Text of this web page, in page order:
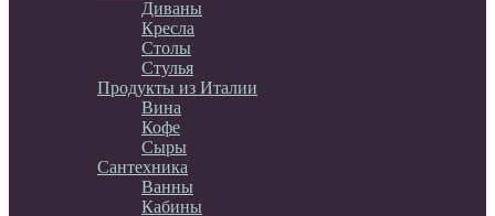
Диваны
Кресла
Столы
Стулья
Продукты из Италии
Вина
Кофе
Сыры
Сантехника
Ванны
Кабины